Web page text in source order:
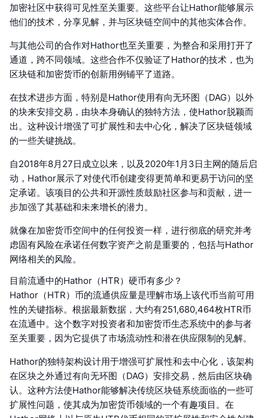
加密社区中获得可见性至关重要。这些平台让Hathor能够展示
他们的技术，分享见解，并与区块链空间中的其他实体合作。
与其他公司的合作对Hathor也至关重要，为整合和采用打开了
通道，跨不同领域。这些合作不仅验证了Hathor的技术，也为
区块链和加密货币的创新用例铺平了道路。
在技术进步方面，特别是Hathor使用有向无环图（DAG）以外
的块来安排交易，由块本身确认的独特方法，使Hathor脱颖而
出。这种设计增强了可扩展性和去中心化，解决了区块链领域
的一些关键挑战。
自2018年8月27日成立以来，以及2020年1月3日主网的随后启
动，Hathor展示了对使代币创建变得更简单和更易于访问的坚
定承诺。该项目的公共和开源性质鼓励社区参与和贡献，进一
步加强了其基础和未来增长的潜力。
就像在加密货币空间中的任何投资一样，进行彻底的研究并考
虑固有风险在承诺任何数字资产之前是重要的，包括与Hathor
网络相关的风险。
目前流通中的Hathor（HTR）硬币有多少？
Hathor（HTR）币的流通供应量是理解市场上该代币当前可用
性的关键指标。根据最新数据，大约有251,680,464枚HTR币
在流通中。这个数字对投资者和加密货币生态系统中的参与者
至关重要，因为它提供了市场流动性和潜在供应限制的见解。
Hathor的独特架构设计用于增强可扩展性和去中心化，该架构
在区块之外通过有向无环图（DAG）安排交易，然后由区块确
认。这种方法使Hathor能够解决传统区块链系统面临的一些可
扩展性问题，使其成为加密货币领域的一个有趣项目。在